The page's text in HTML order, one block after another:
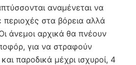
αναμένεται να
στα βόρεια αλλά
άνεμοι αρχικά θα πνέουν
για να στραφούν
παροδικά μέχρι ισχυροί, 4